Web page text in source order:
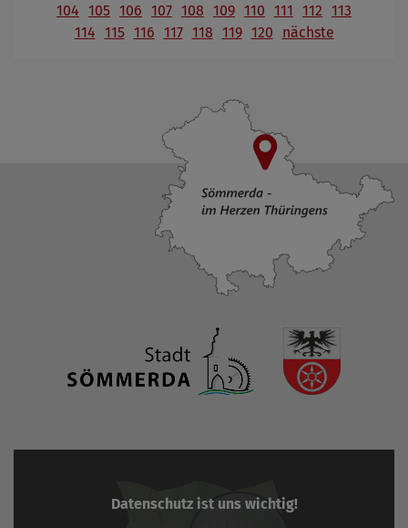
104 105 106 107 108 109 110 111 112 113
114 115 116 117 118 119 120 nächste
Datenschutz ist uns wichtig!